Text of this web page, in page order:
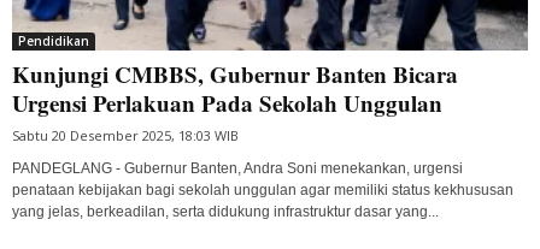
Pendidikan
Kunjungi CMBBS, Gubernur Banten Bicara
Urgensi Perlakuan Pada Sekolah Unggulan
Sabtu 20 Desember 2025, 18:03 WIB
PANDEGLANG - Gubernur Banten, Andra Soni menekankan, urgensi
penataan kebijakan bagi sekolah unggulan agar memiliki status kekhususan
yang jelas, berkeadilan, serta didukung infrastruktur dasar yang...